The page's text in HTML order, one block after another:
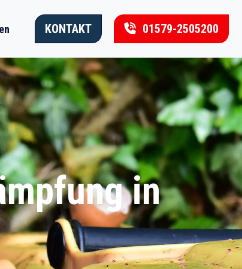
KONTAKT 01579-2505200
in